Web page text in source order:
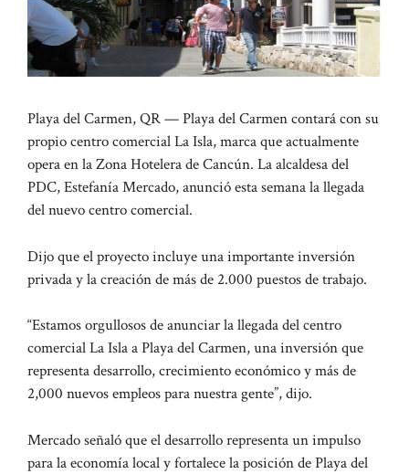
Playa del Carmen, QR — Playa del Carmen contará con su
propio centro comercial La Isla, marca que actualmente
opera en la Zona Hotelera de Cancún. La alcaldesa del
PDC, Estefanía Mercado, anunció esta semana la llegada
del nuevo centro comercial.
Dijo que el proyecto incluye una importante inversión
privada y la creación de más de 2.000 puestos de trabajo.
“Estamos orgullosos de anunciar la llegada del centro
comercial La Isla a Playa del Carmen, una inversión que
representa desarrollo, crecimiento económico y más de
2,000 nuevos empleos para nuestra gente”, dijo.
Mercado señaló que el desarrollo representa un impulso
para la economía local y fortalece la posición de Playa del